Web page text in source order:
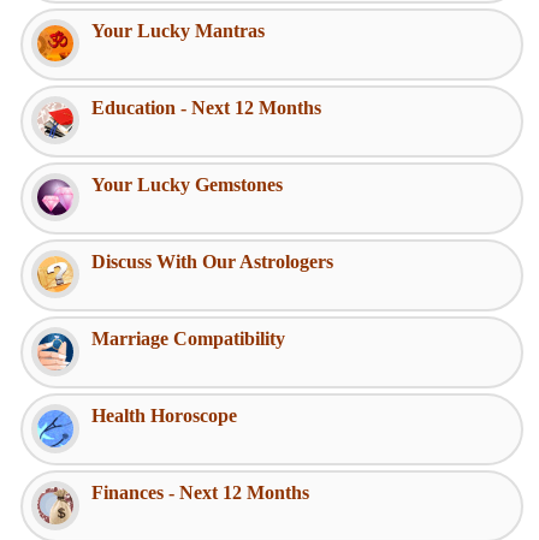
Your Lucky Mantras
Education - Next 12 Months
Your Lucky Gemstones
Discuss With Our Astrologers
Marriage Compatibility
Health Horoscope
Finances - Next 12 Months